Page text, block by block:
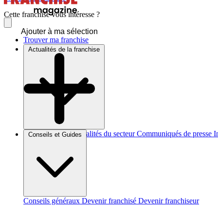
Trouver ma franchise
Actualités de la franchise
Brèves et actus Actualités du secteur Communiqués de presse
Conseils et Guides
Conseils généraux Devenir franchisé Devenir franchiseur
Cette franchise vous intéresse ?
Ajouter à ma sélection